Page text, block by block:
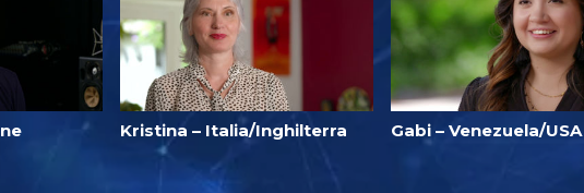
Kristina – Italia/Inghilterra Gabi – Venezuela/USA